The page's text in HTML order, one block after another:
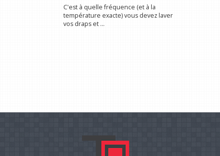
C'est à quelle fréquence (et à la
température exacte) vous devez laver
vos draps et ...